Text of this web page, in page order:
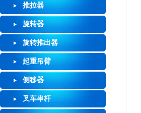
推拉器
旋转器
旋转推出器
起重吊臂
侧移器
叉车串杆